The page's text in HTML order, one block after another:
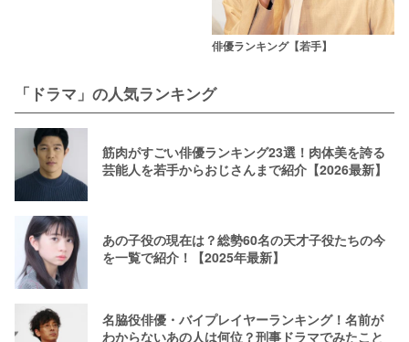
俳優ランキング【若手】
「ドラマ」の人気ランキング
筋肉がすごい俳優ランキング23選！肉体美を誇る
芸能人を若手からおじさんまで紹介【2026最新】
あの子役の現在は？総勢60名の天才子役たちの今
を一覧で紹介！【2025年最新】
名脇役俳優・バイプレイヤーランキング！名前が
わからないあの人は何位？刑事ドラマでみたこと